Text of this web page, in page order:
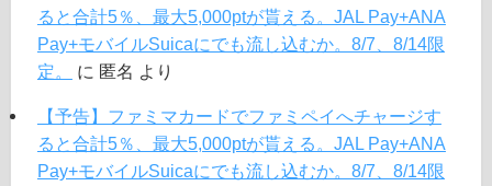
ると合計5％、最大5,000ptが貰える。JAL Pay+ANA
Pay+モバイルSuicaにでも流し込むか。8/7、8/14限
定。
に 匿名 より
【予告】ファミマカードでファミペイへチャージす
ると合計5％、最大5,000ptが貰える。JAL Pay+ANA
Pay+モバイルSuicaにでも流し込むか。8/7、8/14限